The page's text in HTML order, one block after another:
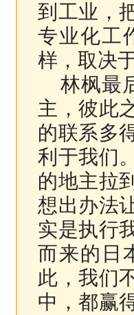
到工业，
专业化工
样，取决
林枫最
主，彼此
的联系多
利于我们
的地主拉
想出办法
实是执行
而来的日
此，我们
中，都赢